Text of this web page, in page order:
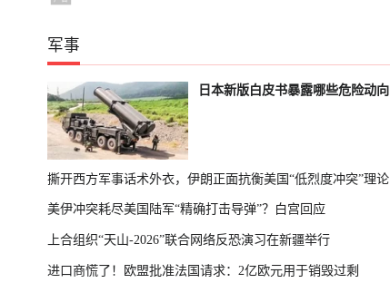
军事
日本新版白皮书暴露哪些危险动向
撕开西方军事话术外衣，伊朗正面抗衡美国“低烈度冲突”理论
美伊冲突耗尽美国陆军“精确打击导弹”？白宫回应
上合组织“天山-2026”联合网络反恐演习在新疆举行
进口商慌了！欧盟批准法国请求：2亿欧元用于销毁过剩